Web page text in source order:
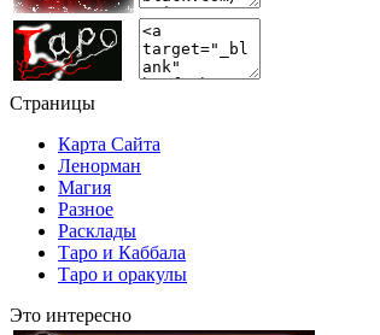
Страницы
Карта Сайта
Ленорман
Магия
Разное
Расклады
Таро и Каббала
Таро и оракулы
Это интересно